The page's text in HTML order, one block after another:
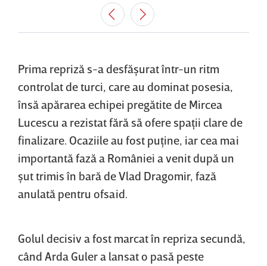
Prima repriză s-a desfăşurat într-un ritm
controlat de turci, care au dominat posesia,
însă apărarea echipei pregătite de Mircea
Lucescu a rezistat fără să ofere spaţii clare de
finalizare. Ocaziile au fost puţine, iar cea mai
importantă fază a României a venit după un
şut trimis în bară de Vlad Dragomir, fază
anulată pentru ofsaid.
Golul decisiv a fost marcat în repriza secundă,
când Arda Guler a lansat o pasă peste